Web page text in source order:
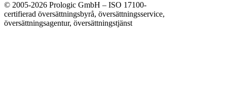
© 2005-2026 Prologic GmbH – ISO 17100-
certifierad översättningsbyrå, översättningsservice,
översättningsagentur, översättningstjänst